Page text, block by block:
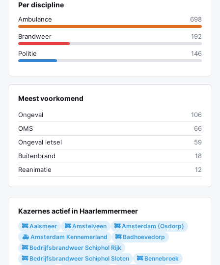
Per discipline
Ambulance 698
Brandweer 192
Politie 146
Meest voorkomend
Ongeval
106
OMS
66
Ongeval letsel
59
Buitenbrand
18
Reanimatie
12
Kazernes actief in Haarlemmermeer
🚒 Aalsmeer 🚒 Amstelveen
🚒 Amsterdam (Osdorp)
🚑 Amsterdam Kennemerland
🚒 Badhoevedorp
🚒 Bedrijfsbrandweer Schiphol Rijk
🚒 Bedrijfsbrandweer Schiphol Sloten
🚒 Bennebroek